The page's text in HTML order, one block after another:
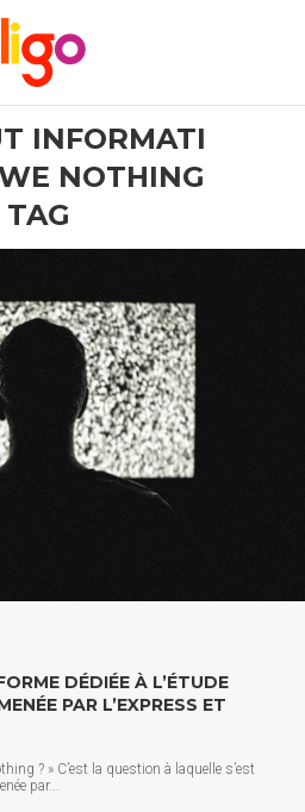
INFORMATI
NOTHING
TAG
DÉDIÉE À L’ÉTUDE
PAR L’EXPRESS ET
? » C’est la question à laquelle s’est
par